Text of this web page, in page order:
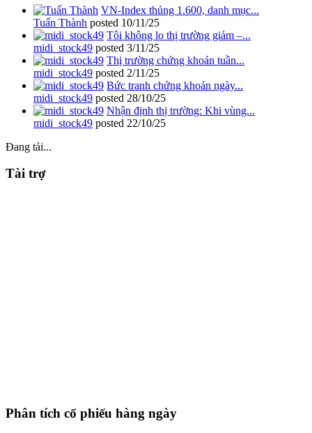
VN-Index thủng 1.600, danh mục...
Tuấn Thành posted 10/11/25
Tôi không lo thị trường giảm –...
midi_stock49 posted 3/11/25
Thị trường chứng khoán tuần...
midi_stock49 posted 2/11/25
Bức tranh chứng khoán ngày...
midi_stock49 posted 28/10/25
Nhận định thị trường: Khi vùng...
midi_stock49 posted 22/10/25
Đang tải...
Tài trợ
Phân tích cổ phiếu hàng ngày